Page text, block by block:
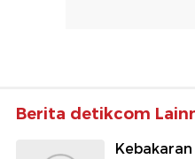
Berita detikcom